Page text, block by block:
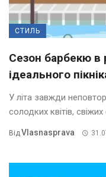
СТИЛЬ
Сезон барбекю в
ідеального
У літа завжди
солодких квітів, свіжих
ВідVlasnasprava